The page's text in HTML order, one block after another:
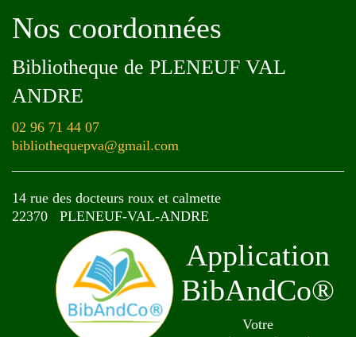
Nos coordonnées
Bibliotheque de PLENEUF VAL
ANDRE
02 96 71 44 07
bibliothequepva@gmail.com
14 rue des docteurs roux et calmette
22370 PLENEUF-VAL-ANDRE
Application
BibAndCo®
Votre